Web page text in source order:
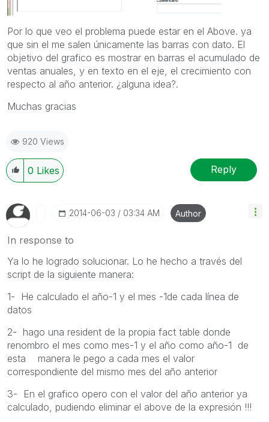
Por lo que veo el problema puede estar en el Above. ya
que sin el me salen únicamente las barras con dato. El
objetivo del grafico es mostrar en barras el acumulado de
ventas anuales, y en texto en el eje, el crecimiento con
respecto al año anterior. ¿alguna idea?.
Muchas gracias
920 Views
0 Likes Reply
‎2014-06-03 03:34 AM Author
In response to
Ya lo he logrado solucionar. Lo he hecho a través del
script de la siguiente manera:
1- He calculado el año-1 y el mes -1de cada línea de
datos
2- hago una resident de la propia fact table donde
renombro el mes como mes-1 y el año como año-1 de
esta manera le pego a cada mes el valor
correspondiente del mismo mes del año anterior
3- En el grafico opero con el valor del año anterior ya
calculado, pudiendo eliminar el above de la expresión !!!